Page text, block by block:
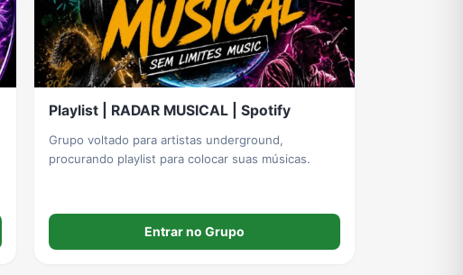
Playlist | RADAR MUSICAL | Spotify
Grupo voltado para artistas underground,
procurando playlist para colocar suas músicas.
Entrar no Grupo